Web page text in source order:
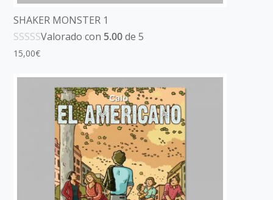
SHAKER MONSTER 1
Valorado con 5.00de 5
15,00€